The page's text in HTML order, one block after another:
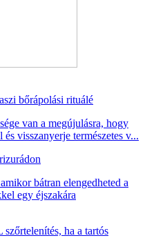
bőrápolási rituálé
van a megújulásra, hogy
visszanyerje természetes v...
bátran elengedheted a
egy éjszakára
ha a tartós